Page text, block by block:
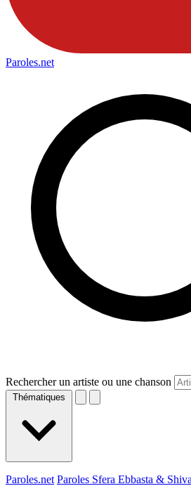
Paroles.net
Rechercher un artiste ou une chanson
Thématiques
Paroles.net Paroles Sfera Ebbasta & Shiva